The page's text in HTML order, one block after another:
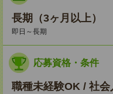
長期（3ヶ月以上）
即日～長期
応募資格・条件
職種未経験OK / 社